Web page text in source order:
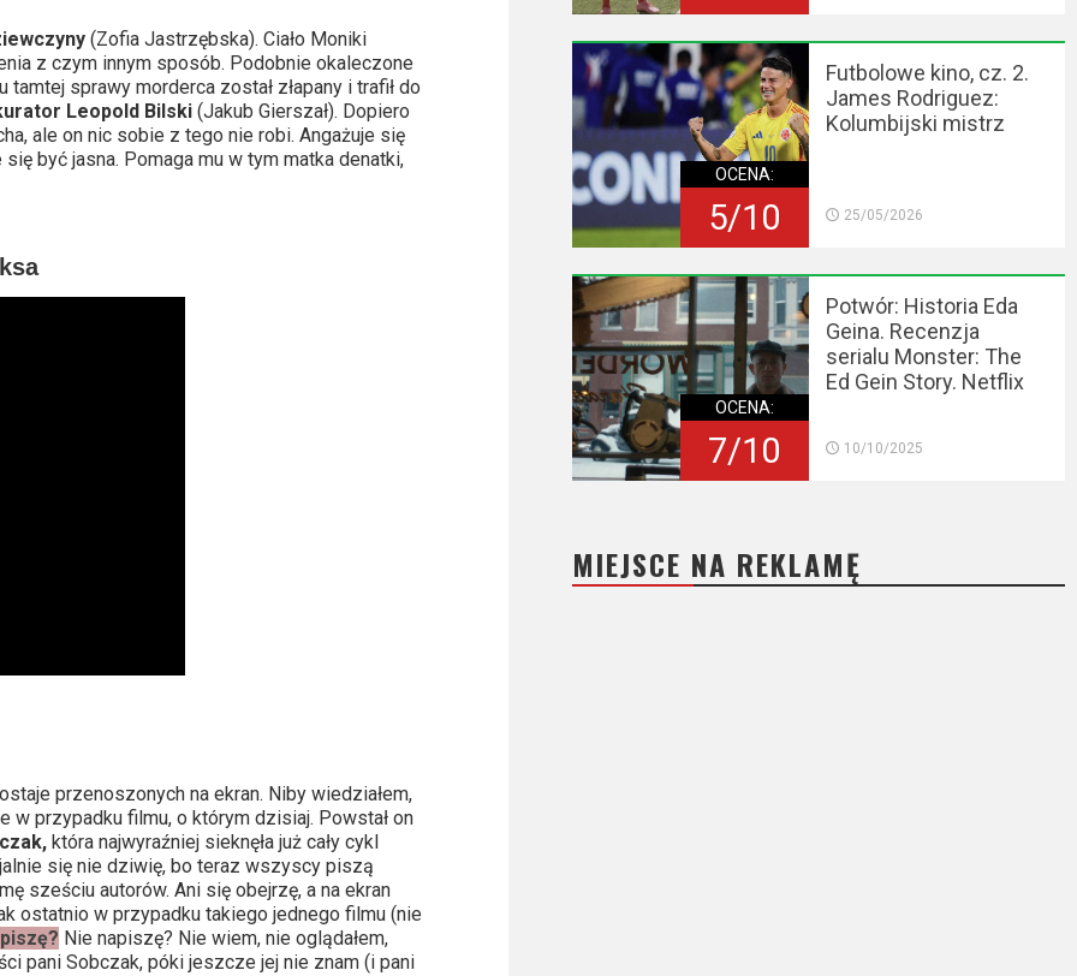
(Zofia Jastrzębska). Ciało Moniki
z czym innym sposób. Podobnie okaleczone
sprawy morderca został złapany i trafił do
Leopold Bilski (Jakub Gierszał). Dopiero
ale on nic sobie z tego nie robi. Angażuje się
być jasna. Pomaga mu w tym matka denatki,
przenoszonych na ekran. Niby wiedziałem,
w przypadku filmu, o którym dzisiaj. Powstał on
która najwyraźniej sieknęła już cały cykl
się nie dziwię, bo teraz wszyscy piszą
sześciu autorów. Ani się obejrzę, a na ekran
ostatnio w przypadku takiego jednego filmu (nie
Nie napiszę? Nie wiem, nie oglądałem,
pani Sobczak, póki jeszcze jej nie znam (i pani
OCENA:
5/10
Futbolowe kino, cz. 2.
James Rodriguez:
Kolumbijski mistrz
25/05/2026
OCENA:
7/10
Potwór: Historia Eda
Geina. Recenzja
serialu Monster: The
Ed Gein Story. Netflix
10/10/2025
MIEJSCE NA REKLAMĘ